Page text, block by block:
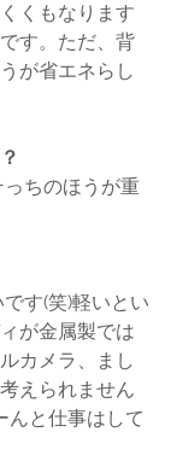
くもなります
す。ただ、背
が省エネらし
が金属製では
カメラ、まし
えられません
んと仕事はして